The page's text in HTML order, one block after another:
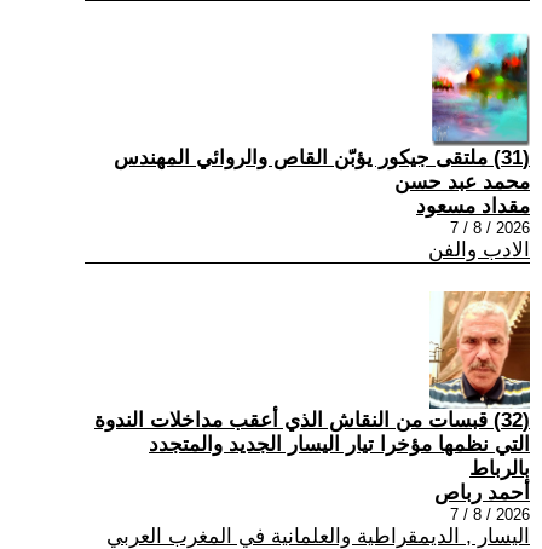
(31) ملتقى جيكور يؤبّن القاص والروائي المهندس
محمد عبد حسن
مقداد مسعود
2026 / 8 / 7
الادب والفن
(32) قبسات من النقاش الذي أعقب مداخلات الندوة
التي نظمها مؤخرا تيار اليسار الجديد والمتجدد
بالرباط
أحمد رباص
2026 / 8 / 7
اليسار , الديمقراطية والعلمانية في المغرب العربي